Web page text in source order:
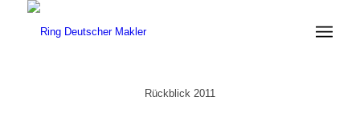
Rückblick 2011